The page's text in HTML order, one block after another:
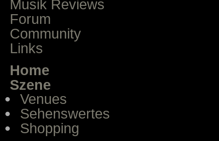
Musik Reviews
Forum
Community
Links
Home
Szene
Venues
Sehenswertes
Shopping